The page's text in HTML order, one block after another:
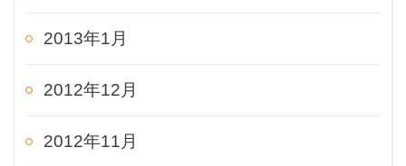
2013年1月
2012年12月
2012年11月